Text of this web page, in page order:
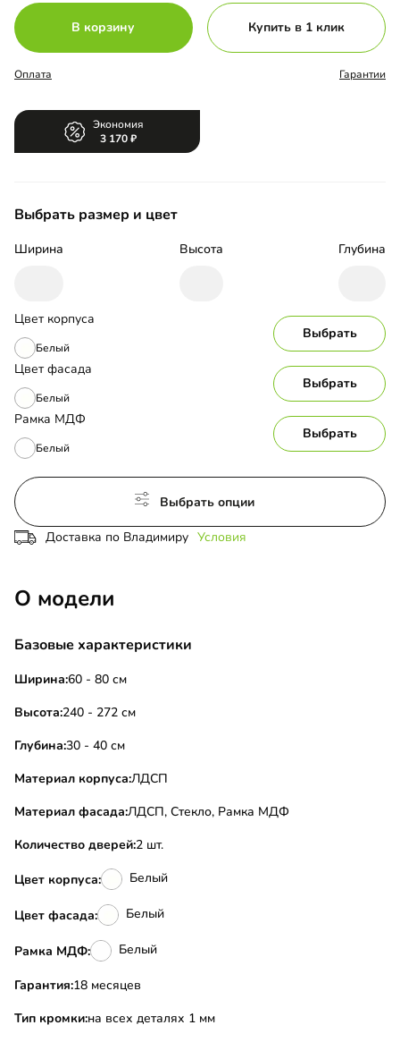
В корзину Купить в 1 клик
Оплата Гарантии
Экономия
3 170
Выбрать размер и цвет
Ширина Высота Глубина
Цвет корпуса
Белый
Выбрать
Цвет фасада
Белый
Выбрать
Рамка МДФ
Белый
Выбрать
Выбрать опции
Доставка по Владимиру Условия
О модели
Базовые характеристики
Ширина:60 - 80 см
Высота:240 - 272 см
Глубина:30 - 40 см
Материал корпуса:ЛДСП
Материал фасада:ЛДСП, Стекло, Рамка МДФ
Количество дверей:2 шт.
Цвет корпуса: Белый
Цвет фасада: Белый
Рамка МДФ: Белый
Гарантия:18 месяцев
Тип кромки:на всех деталях 1 мм